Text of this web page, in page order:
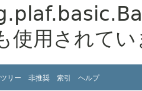
使用されて
ツリー 非推奨 索引 ヘルプ